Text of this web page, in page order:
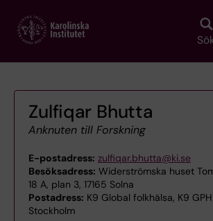
main
Zulfiqar Bhutta
Anknuten till Forskning
E-postadress: zulfiqar.bhutta@ki.se
Besöksadress: Widerströmska huset
18 A, plan 3, 17165 Solna
Postadress: K9 Global folkhälsa, K9 GPH
Stockholm